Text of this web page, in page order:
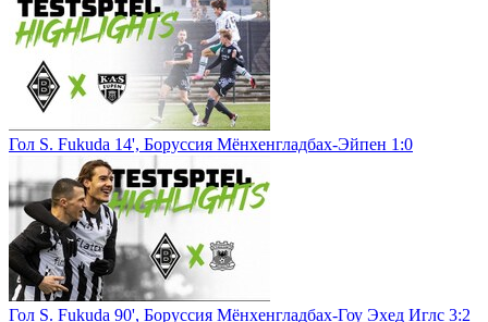
Гол S. Fukuda 14', Боруссия Мёнхенгладбах-Эйпен 1:0
Гол S. Fukuda 90', Боруссия Мёнхенгладбах-Гоу Эхед Иглс 3:2